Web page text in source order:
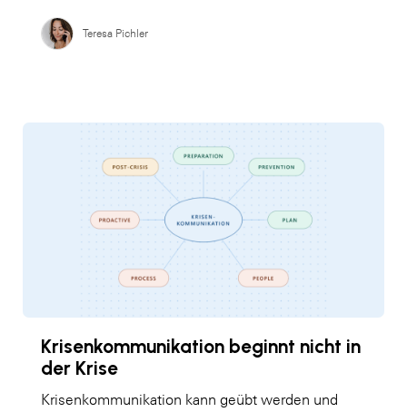
Teresa Pichler
Krisenkommunikation beginnt nicht in
der Krise
Krisenkommunikation kann geübt werden und